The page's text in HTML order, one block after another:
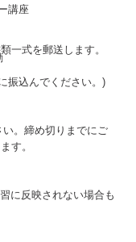
講座
一式を郵送します。
振込んでください。)
。締め切りまでにご
す。
に反映されない場合も